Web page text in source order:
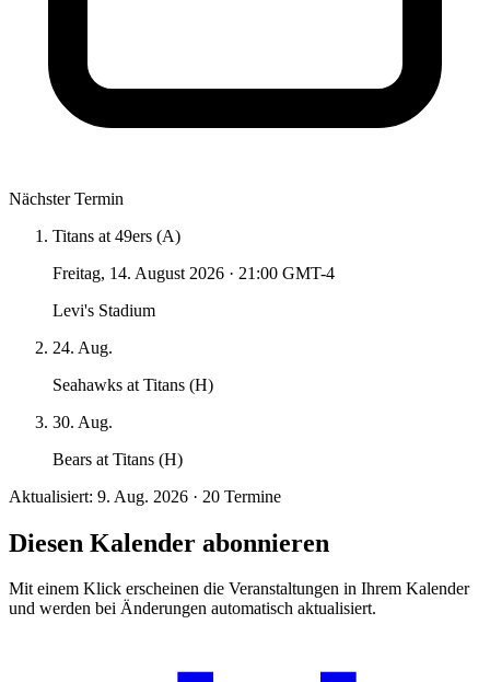
Nächster Termin
Titans at 49ers (A)
Freitag, 14. August 2026 · 21:00 GMT-4
Levi's Stadium
24. Aug.
Seahawks at Titans (H)
30. Aug.
Bears at Titans (H)
Aktualisiert: 9. Aug. 2026 · 20 Termine
Diesen Kalender abonnieren
Mit einem Klick erscheinen die Veranstaltungen in Ihrem Kalender
und werden bei Änderungen automatisch aktualisiert.